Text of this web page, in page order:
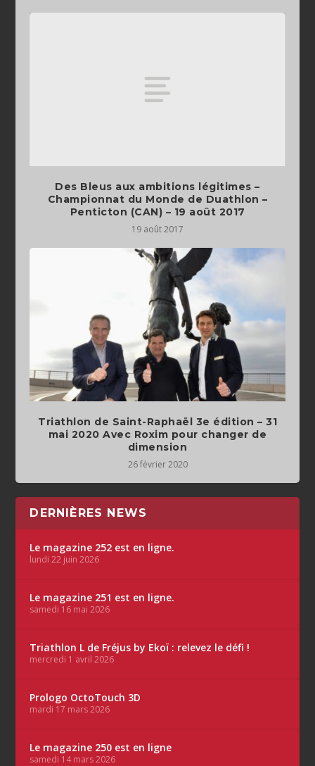
Des Bleus aux ambitions légitimes –
Championnat du Monde de Duathlon –
Penticton (CAN) – 19 août 2017
19 août 2017
Triathlon de Saint-Raphaël 3e édition – 31
mai 2020 Avec Roxim pour changer de
dimension
26 février 2020
DERNIÈRES NEWS
Le magazine 252 est en ligne.
lundi 22 juin 2026
Le magazine 251 est en ligne.
samedi 16 mai 2026
Triathlon L de Fréjus by Ekoï : relevez le défi !
mercredi 1 avril 2026
Prologo OctoTouch 3D
mardi 17 mars 2026
Le magazine 250 est en ligne
samedi 14 mars 2026